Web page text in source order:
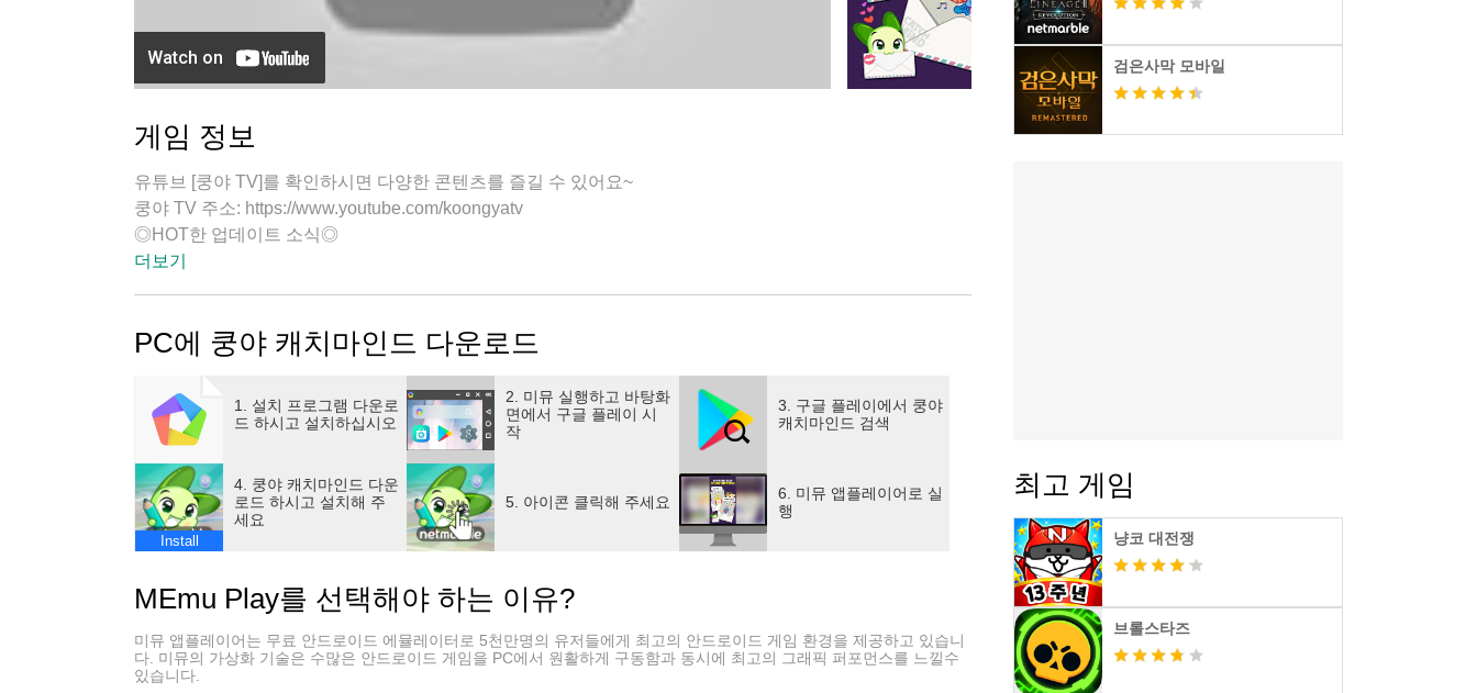
게임 정보
유튜브 [쿵야 TV]를 확인하시면 다양한 콘텐츠를 즐길 수 있어요~
쿵야 TV 주소: https://www.youtube.com/koongyatv
◎HOT한 업데이트 소식◎
●● 하나! ! 스테이지 모드 신설!
스테이지 모드 즐기러 캐마로 접속~
오늘의 운세가 궁금해요?
매일 매일 타로카드 뽑고
선물도 받으러 고고링~
◎쿵야 캐치마인드의 꿀재미 소개◎
●● “쿵야 퀴즈”
쿵야 캐릭터가 꿀잼 그림퀴즈와 함께 등장해요!
쿵야 퀴즈를 맞히면 쿵야 캐릭터가 내꺼~
딱! 1분이면 한 판 가능~
틈날 때마다 한 판을 즐겨보세요~
●● “주변 친구퀴즈”
핫 플레이스에 퀴즈를 심을 수 있어요!
더보기
PC에 쿵야 캐치마인드 다운로드
1. 설치 프로그램 다운로
드 하시고 설치하십시오
2. 미뮤 실행하고 바탕화
면에서 구글 플레이 시
작
3. 구글 플레이에서 쿵야
캐치마인드 검색
Install
4. 쿵야 캐치마인드 다운
로드 하시고 설치해 주
세요
5. 아이콘 클릭해 주세요
6. 미뮤 앱플레이어로 실
행
MEmu Play를 선택해야 하는 이유?
미뮤 앱플레이어는 무료 안드로이드 에뮬레이터로 5천만명의 유저들에게 최고의 안드로이드 게임 환경을 제공하고 있습니
다. 미뮤의 가상화 기술은 수많은 안드로이드 게임을 PC에서 원활하게 구동함과 동시에 최고의 그래픽 퍼포먼스를 느낄수
있습니다.
검은사막 모바일
최고 게임
냥코 대전쟁
브롤스타즈